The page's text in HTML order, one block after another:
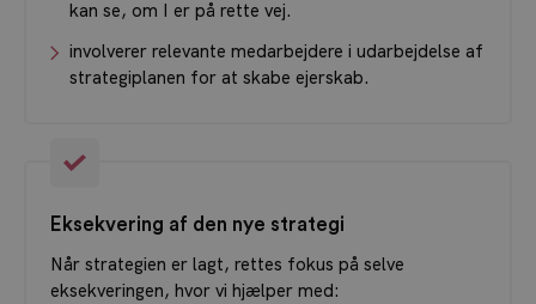
kan se, om I er på rette vej.
involverer relevante medarbejdere i udarbejdelse af
strategiplanen for at skabe ejerskab.
Eksekvering af den nye strategi
Når strategien er lagt, rettes fokus på selve
eksekveringen, hvor vi hjælper med: